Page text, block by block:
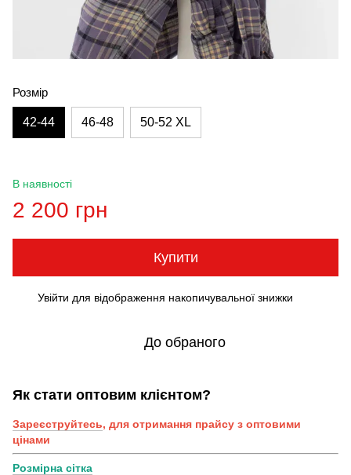
Розмір
42-44 46-48 50-52 XL
В наявності
2 200 грн
Купити
Увійти для відображення накопичувальної знижки
До обраного
Як стати оптовим клієнтом?
Зареєструйтесь, для отримання прайсу з оптовими
цінами
Розмірна сітка